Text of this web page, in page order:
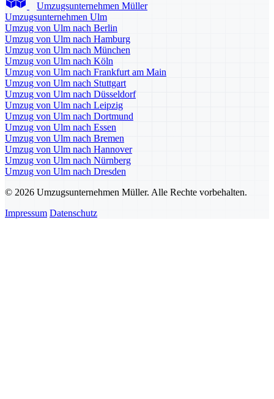
Umzugsunternehmen Müller
Umzugsunternehmen Ulm
Umzug von Ulm nach Berlin
Umzug von Ulm nach Hamburg
Umzug von Ulm nach München
Umzug von Ulm nach Köln
Umzug von Ulm nach Frankfurt am Main
Umzug von Ulm nach Stuttgart
Umzug von Ulm nach Düsseldorf
Umzug von Ulm nach Leipzig
Umzug von Ulm nach Dortmund
Umzug von Ulm nach Essen
Umzug von Ulm nach Bremen
Umzug von Ulm nach Hannover
Umzug von Ulm nach Nürnberg
Umzug von Ulm nach Dresden
© 2026 Umzugsunternehmen Müller. Alle Rechte vorbehalten.
Impressum Datenschutz